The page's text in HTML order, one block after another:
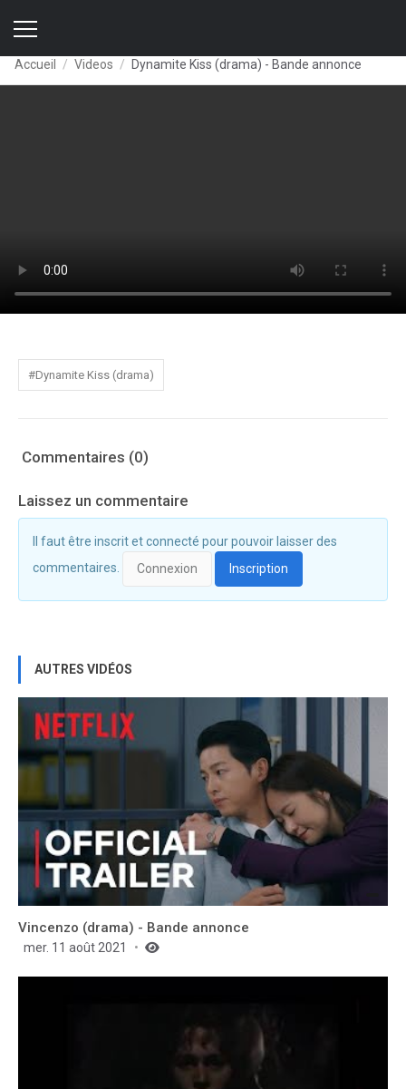
Accueil Videos Dynamite Kiss (drama) - Bande annonce
#Dynamite Kiss (drama)
Commentaires (0)
Laissez un commentaire
Il faut être inscrit et connecté pour pouvoir laisser des
commentaires.
Connexion Inscription
AUTRES VIDÉOS
Vincenzo (drama) - Bande annonce
mer. 11 août 2021